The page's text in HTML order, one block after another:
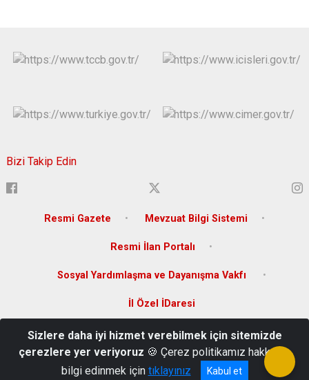
Bizi Takip Edin
Resmi Gazete Mevzuat Bilgi Sistemi
Resmi İlan Portalı
Sosyal Yardımlaşma ve Dayanışma Vakfı
İl Özel İDaresi
Sakabaşı Mah. Zeytindalı Bulvarı 144/B Karaman
0 338 226 70 00
Sizlere daha iyi hizmet verebilmek için sitemizde
çerezlere yer veriyoruz 🍪 Çerez politikamız hakkında
bilgi edinmek için tıklayınız Kabul et